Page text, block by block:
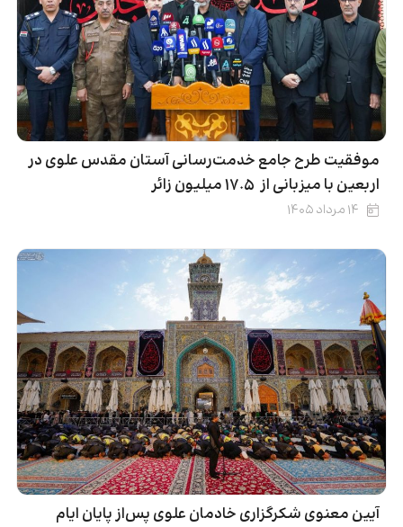
موفقیت طرح جامع خدمت‌رسانی آستان مقدس علوی در
اربعین با میزبانی از ۱۷.۵ میلیون زائر
۱۴ مرداد ۱۴۰۵
آیین معنوی شکرگزاری خادمان علوی پس‌از پایان ایام